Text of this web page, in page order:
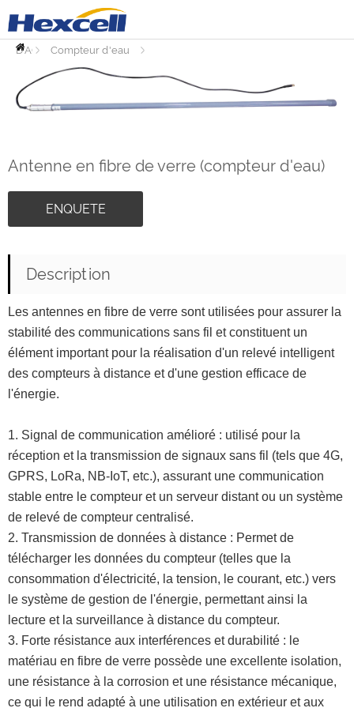
PAGE
D'ACCUEILCompteur d'eau
Accessoires
Antenne en fibre de verre (compteur d'eau)
ENQUETE
Description
Les antennes en fibre de verre sont utilisées pour assurer la
stabilité des communications sans fil et constituent un
élément important pour la réalisation d'un relevé intelligent
des compteurs à distance et d'une gestion efficace de
l'énergie.
1. Signal de communication amélioré : utilisé pour la
réception et la transmission de signaux sans fil (tels que 4G,
GPRS, LoRa, NB-IoT, etc.), assurant une communication
stable entre le compteur et un serveur distant ou un système
de relevé de compteur centralisé.
2. Transmission de données à distance : Permet de
télécharger les données du compteur (telles que la
consommation d'électricité, la tension, le courant, etc.) vers
le système de gestion de l'énergie, permettant ainsi la
lecture et la surveillance à distance du compteur.
3. Forte résistance aux interférences et durabilité : le
matériau en fibre de verre possède une excellente isolation,
une résistance à la corrosion et une résistance mécanique,
ce qui le rend adapté à une utilisation en extérieur et aux